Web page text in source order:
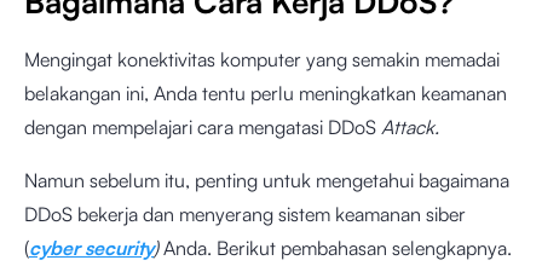
Mengingat konektivitas komputer yang semakin memadai
belakangan ini, Anda tentu perlu meningkatkan keamanan
dengan mempelajari cara mengatasi DDoS Attack.
Namun sebelum itu, penting untuk mengetahui bagaimana
DDoS bekerja dan menyerang sistem keamanan siber
(cyber security)Anda. Berikut pembahasan selengkapnya.